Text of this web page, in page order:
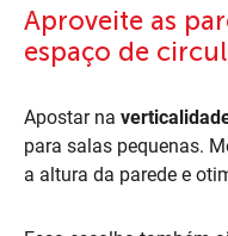
Aproveite as
espaço de
Apostar na
para salas pequenas.
a altura da parede e